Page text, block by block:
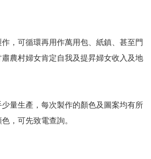
，可循環再用作萬用包、紙鎮、甚至門
農村婦女肯定自我及提昇婦女收入及地
量生產，每次製作的顏色及圖案均有所
，可先致電查詢。